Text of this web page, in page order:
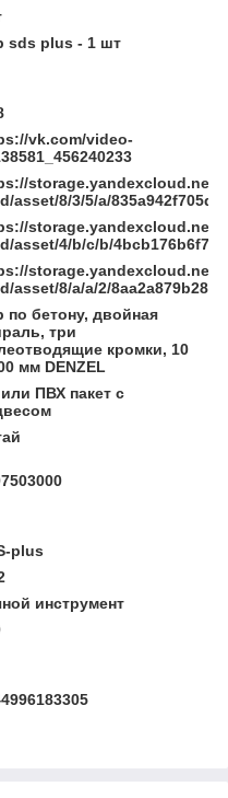
sds plus - 1 шт
vk.com/video-
storage.yandexcloud.net/
asset/8/3/5/a/
storage.yandexcloud.net/
asset/4/b/c/b/
storage.yandexcloud.net/
asset/8/a/a/2/
по бетону, двойная
три
кромки, 10
мм DENZEL
ПВХ пакет с
plus
инструмент